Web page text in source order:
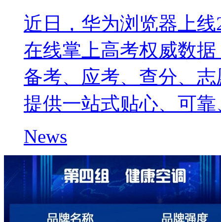
近日，华为浏览器上
在线掌上高考权威数
备考、应考、查分、
提供一站式贴心、可靠
News